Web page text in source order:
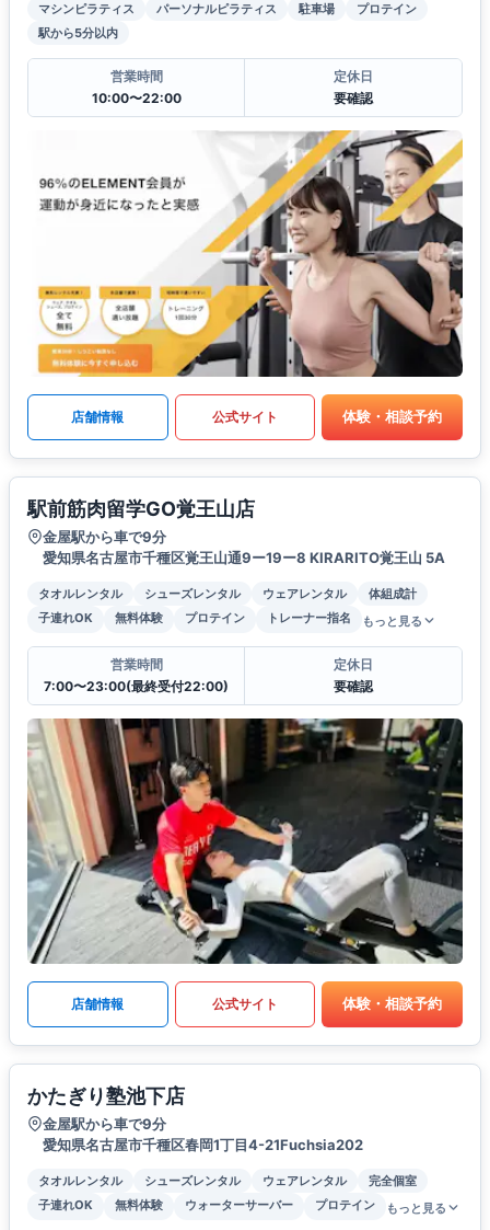
マシンピラティス パーソナルピラティス 駐車場
プロテイン
駅から5分以内
営業時間
10:00〜22:00
定休日
要確認
店舗情報 公式サイト 体験・相談予約
駅前筋肉留学GO覚王山店
金屋駅から車で9分
愛知県名古屋市千種区覚王山通9ー19ー8 KIRARITO覚王山 5A
タオルレンタル シューズレンタル ウェアレンタル
体組成計
子連れOK
無料体験 プロテイン トレーナー指名 もっと見る
営業時間
7:00〜23:00(最終受付22:00)
定休日
要確認
店舗情報 公式サイト 体験・相談予約
かたぎり塾池下店
金屋駅から車で9分
愛知県名古屋市千種区春岡1丁目4-21Fuchsia202
タオルレンタル シューズレンタル ウェアレンタル
完全個室
子連れOK
無料体験 ウォーターサーバー プロテイン もっと見る